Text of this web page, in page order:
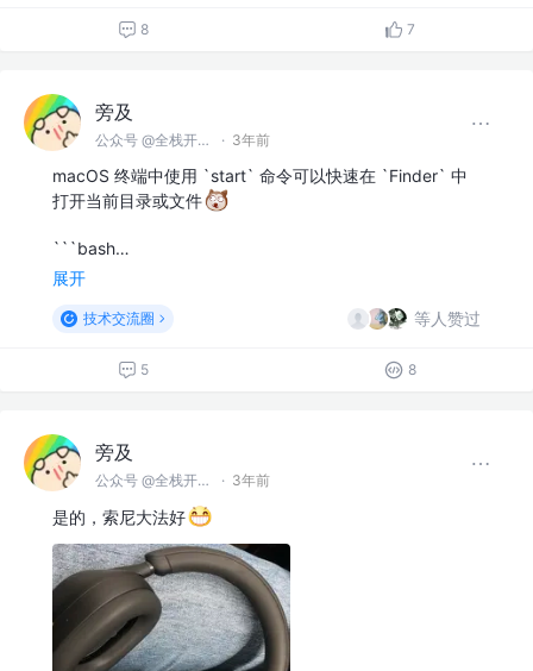
8 7
旁及
公众号 @全栈开发师 · 3年前
macOS 终端中使用 `start` 命令可以快速在 `Finder` 中
打开当前目录或文件
```bash…
展开
技术交流圈 等人赞过
5 8
旁及
公众号 @全栈开发师 · 3年前
是的，索尼大法好